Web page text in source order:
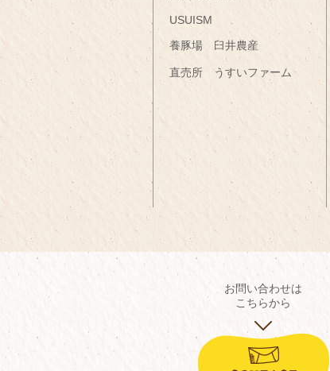
USUISM
養豚場 臼井農産
直売所 うすいファーム
お問い合わせは
こちらから